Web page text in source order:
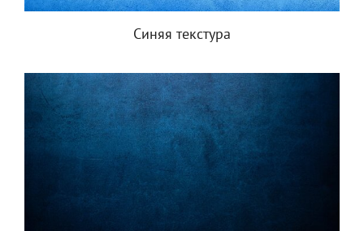
Синяя текстура